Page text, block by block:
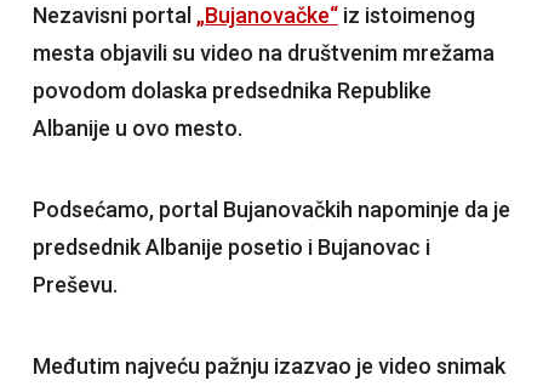
Nezavisni portal „Bujanovačke“iz istoimenog
mesta objavili su video na društvenim mrežama
povodom dolaska predsednika Republike
Albanije u ovo mesto.
Podsećamo, portal Bujanovačkih napominje da je
predsednik Albanije posetio i Bujanovac i
Preševu.
Međutim najveću pažnju izazvao je video snimak